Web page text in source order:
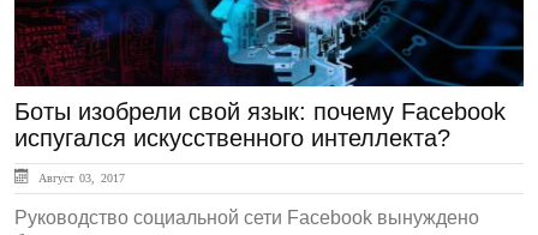
Боты изобрели свой язык: почему Facebook
испугался искусственного интеллекта?
Август 03, 2017
Руководство социальной сети Facebook вынуждено